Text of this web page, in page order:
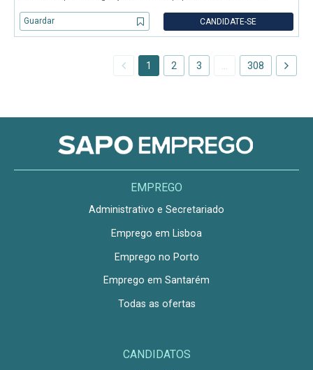
produtos secos. - Conferência de mercadorias. - Organização e
arrumação de
Guardar CANDIDATE-SE
1 2 3 308
EMPREGO
Administrativo e Secretariado
Emprego em Lisboa
Emprego no Porto
Emprego em Santarém
Todas as ofertas
CANDIDATOS